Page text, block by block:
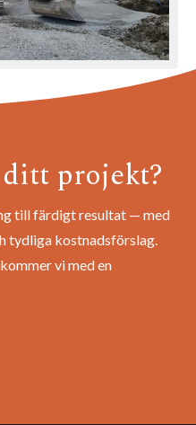
ditt projekt?
till färdigt resultat — med
tydliga kostnadsförslag.
vi med en